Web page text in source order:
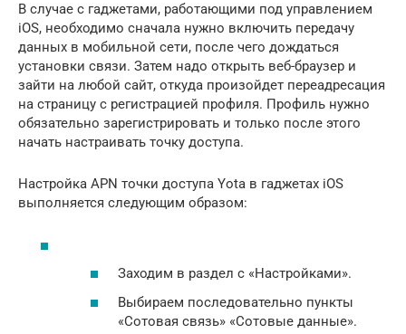
В случае с гаджетами, работающими под управлением
iOS, необходимо сначала нужно включить передачу
данных в мобильной сети, после чего дождаться
установки связи. Затем надо открыть веб-браузер и
зайти на любой сайт, откуда произойдет переадресация
на страницу с регистрацией профиля. Профиль нужно
обязательно зарегистрировать и только после этого
начать настраивать точку доступа.
Настройка APN точки доступа Yota в гаджетах iOS
выполняется следующим образом:
Заходим в раздел с «Настройками».
Выбираем последовательно пункты
«Сотовая связь» «Сотовые данные».